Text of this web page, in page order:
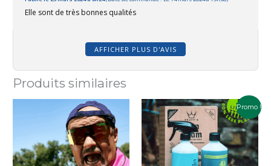
Elle sont de très bonnes qualités
AFFICHER PLUS D'AVIS
Produits similaires
Promo !
Le
prix
initial
était :
37.98€.
Le
prix
actuel
est :
27.98€.